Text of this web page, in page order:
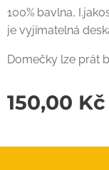
100% bavlna,
je vyjímatelná
Domečky lze prát
150,00 Kč